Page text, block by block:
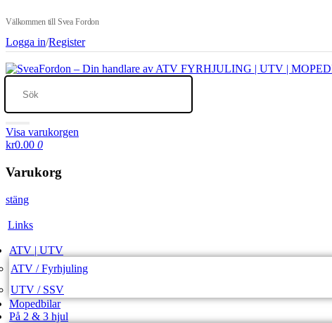
Välkommen till Svea Fordon
Logga in/Register
Visa varukorgen
kr0.00 0
Varukorg
stäng
Links
ATV | UTV
ATV / Fyrhjuling
UTV / SSV
Mopedbilar
På 2 & 3 hjul